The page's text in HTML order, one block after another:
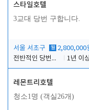
스타일호텔
3교대 당번 구합니다.
서울 서초구 월 2,800,000
전반적인 당번업무
1년 이
레몬트리호텔
청소1명 (객실26개)